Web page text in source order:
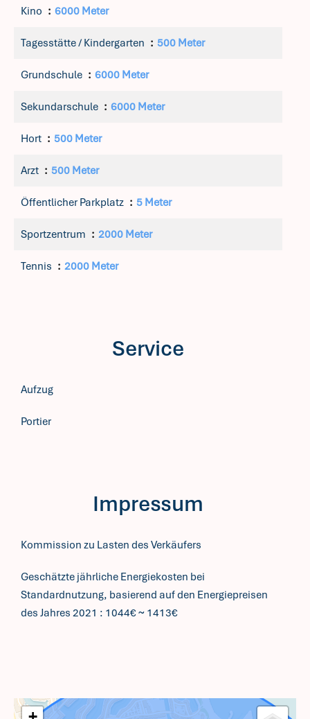
Kino 6000 Meter
Tagesstätte / Kindergarten 500 Meter
Grundschule 6000 Meter
Sekundarschule 6000 Meter
Hort 500 Meter
Arzt 500 Meter
Öffentlicher Parkplatz 5 Meter
Sportzentrum 2000 Meter
Tennis 2000 Meter
Service
Aufzug
Portier
Impressum
Kommission zu Lasten des Verkäufers
Geschätzte jährliche Energiekosten bei
Standardnutzung, basierend auf den Energiepreisen
des Jahres 2021 : 1044€ ~ 1413€